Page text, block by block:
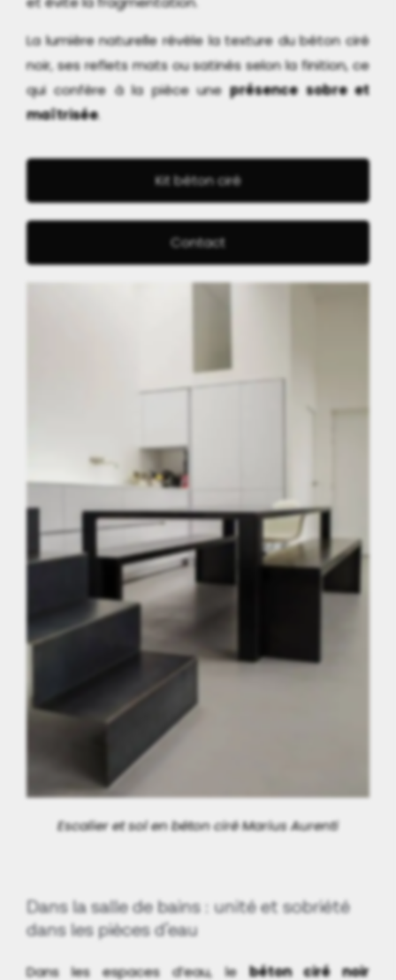
La lumière naturelle révèle la texture du béton ciré
noir, ses reflets mats ou satinés selon la finition, ce
qui confère à la pièce uneprésence sobre et
maîtrisée.
Kit béton ciré
Contact
Escalier et sol en béton ciré Marius Aurenti
Dans la salle de bains : unité et sobriété
dans les pièces d’eau
Dans les espaces d’eau, lebéton ciré noir